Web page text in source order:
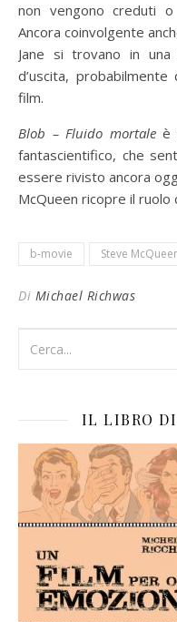
non vengono creduti
Ancora coinvolgente
Jane si trovano in una
d’uscita,
film.
Blob – Fluido mortale è
fantascientifico, che
essere rivisto ancora
McQueen ricopre il ruolo
b-movie Steve
Di Michael Richwas
IL LIBRO